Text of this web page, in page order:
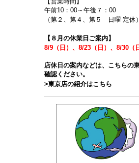
午前10：00～午後７：00
（第２、第４、第５ 日曜 定休）
【８月の休業日ご案内】
8/9（日）、8/23（日）、8/30（
店休日の案内などは、こちらの
確認ください。
>東京店の紹介はこちら